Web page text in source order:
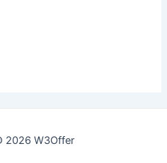
2026 W3Offer